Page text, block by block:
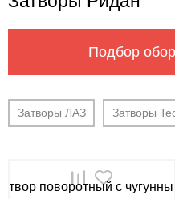
Подбор
Затворы ЛАЗ Затворы
ул.
Калужская,
info@example.com
8-
00-